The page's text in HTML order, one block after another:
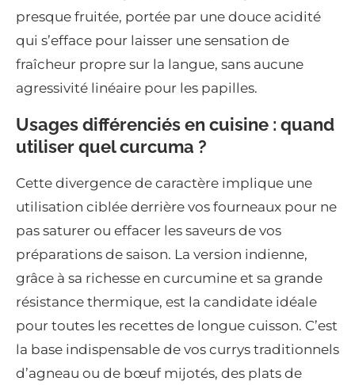
presque fruitée, portée par une douce acidité
qui s’efface pour laisser une sensation de
fraîcheur propre sur la langue, sans aucune
agressivité linéaire pour les papilles.
Usages différenciés en cuisine : quand
utiliser quel curcuma ?
Cette divergence de caractère implique une
utilisation ciblée derrière vos fourneaux pour ne
pas saturer ou effacer les saveurs de vos
préparations de saison. La version indienne,
grâce à sa richesse en curcumine et sa grande
résistance thermique, est la candidate idéale
pour toutes les recettes de longue cuisson. C’est
la base indispensable de vos currys traditionnels
d’agneau ou de bœuf mijotés, des plats de